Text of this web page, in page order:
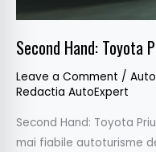
Second Hand: Toyota
Leave a Comment /
Redactia AutoExpert
Second Hand: Toyota
mai fiabile autoturisme